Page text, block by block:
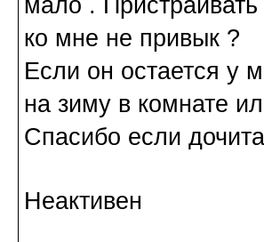
ко мне не привык ?
Если он остается у
на зиму в комнате
Спасибо если
Неактивен